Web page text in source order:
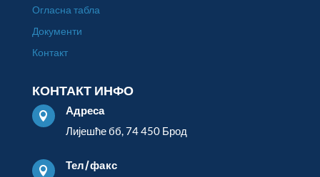
Огласна табла
Документи
Контакт
КОНТАКТ ИНФО

Адреса
Лијешће бб, 74 450 Брод

Тел/факс